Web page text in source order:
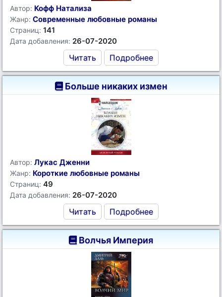
Автор: Кофф Натализа
Жанр: Современные любовные романы
Страниц: 141
Дата добавления: 26-07-2020
Читать Подробнее
Больше никаких измен
Автор: Лукас Дженни
Жанр: Короткие любовные романы
Страниц: 49
Дата добавления: 26-07-2020
Читать Подробнее
Волчья Империя